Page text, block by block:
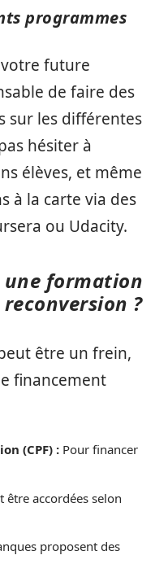
programmes
future
de faire des
sur les différentes
hésiter à
élèves, et même
à la carte via des
ou Udacity.
formation
?
être un frein,
financement
(CPF) : Pour financer
être accordées selon
proposent des